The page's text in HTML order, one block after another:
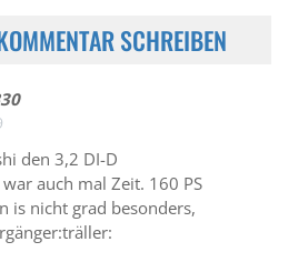
SCHREIBEN
den 3,2 DI-D
auch mal Zeit. 160 PS
is nicht grad besonders,